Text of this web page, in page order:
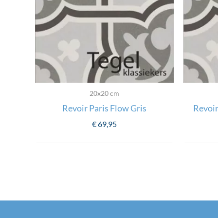
20x20 cm
Revoir Paris Flow Gris
€69,95